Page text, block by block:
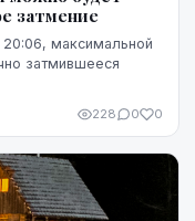
затмение
20:06, максимальной
затмившееся
228 0 0